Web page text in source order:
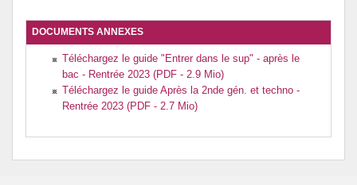
DOCUMENTS ANNEXES
Téléchargez le guide "Entrer dans le sup" - après le
bac - Rentrée 2023 (PDF - 2.9 Mio)
Téléchargez le guide Après la 2nde gén. et techno -
Rentrée 2023 (PDF - 2.7 Mio)